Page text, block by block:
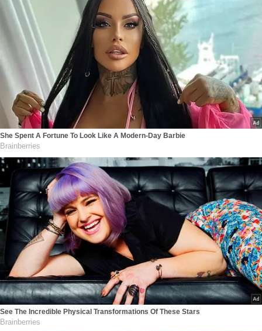
She Spent A Fortune To Look Like A Modern-Day Barbie
Brainberries
See The Incredible Physical Transformations Of These Stars
Brainberries